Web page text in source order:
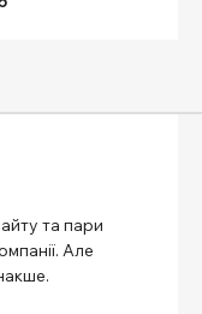
та пари
Але